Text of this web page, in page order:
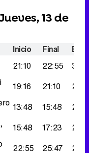
13 de
Inicio Final
21:10 22:55
19:16 21:10
13:48 15:48
15:48 17:23
22:55 25:47